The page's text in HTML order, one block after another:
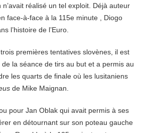
réalisé un tel exploit. Déjà auteur
face-à-face à la 115e minute , Diogo
l’histoire de l’Euro.
premières tentatives slovènes, il est
la séance de tirs au but et a permis au
les quarts de finale où les lusitaniens
de Mike Maignan.
pour Jan Oblak qui avait permis à ses
en détournant sur son poteau gauche